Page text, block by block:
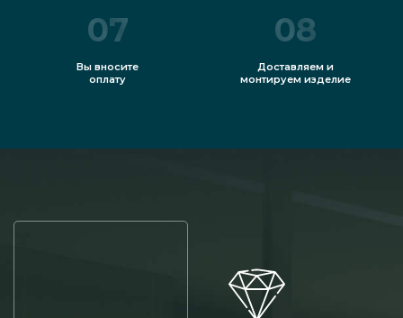
07
Вы вносите
оплату
08
Доставляем и
монтируем изделие